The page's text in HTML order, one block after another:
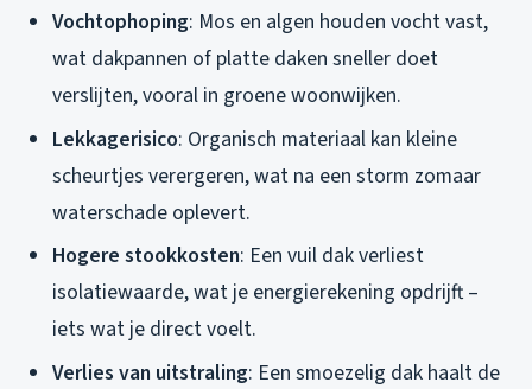
Vochtophoping: Mos en algen houden vocht vast,
wat dakpannen of platte daken sneller doet
verslijten, vooral in groene woonwijken.
Lekkagerisico: Organisch materiaal kan kleine
scheurtjes verergeren, wat na een storm zomaar
waterschade oplevert.
Hogere stookkosten: Een vuil dak verliest
isolatiewaarde, wat je energierekening opdrijft –
iets wat je direct voelt.
Verlies van uitstraling: Een smoezelig dak haalt de